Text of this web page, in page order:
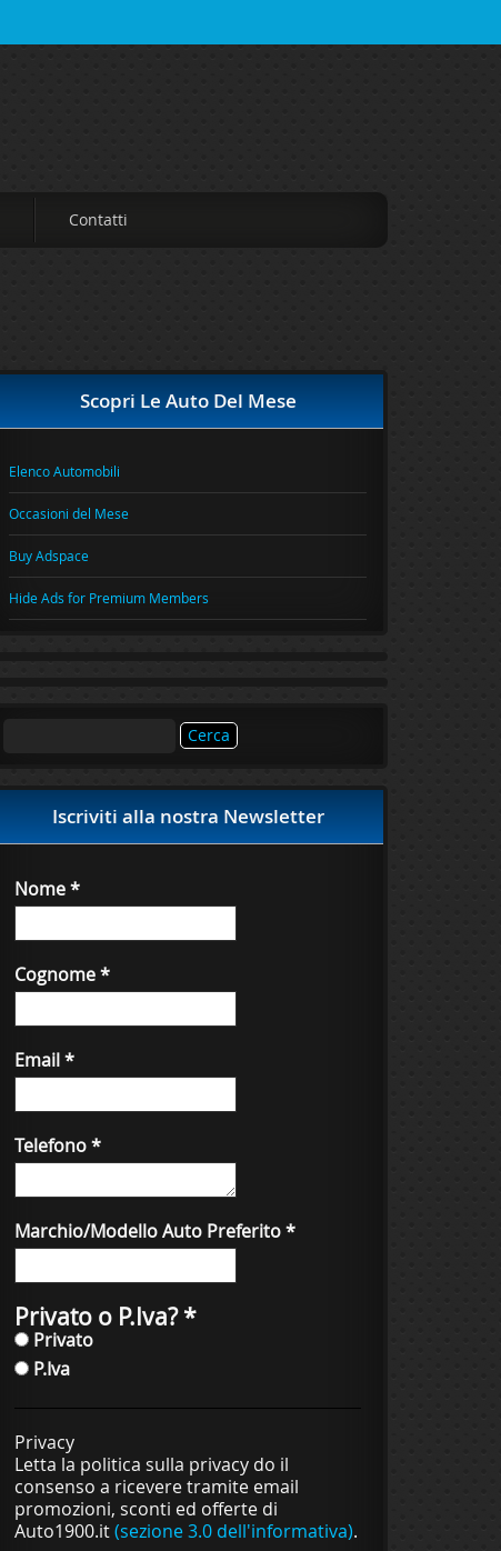
Contatti
Scopri Le Auto Del Mese
Elenco Automobili
Occasioni del Mese
Buy Adspace
Hide Ads for Premium Members
Iscriviti alla nostra Newsletter
Nome*
Cognome*
Email*
Telefono*
Marchio/Modello Auto Preferito*
Privato o P.Iva?*
Privato
P.Iva
Privacy
Letta la politica sulla privacy do il
consenso a ricevere tramite email
promozioni, sconti ed offerte di
Auto1900.it(sezione 3.0 dell'informativa).